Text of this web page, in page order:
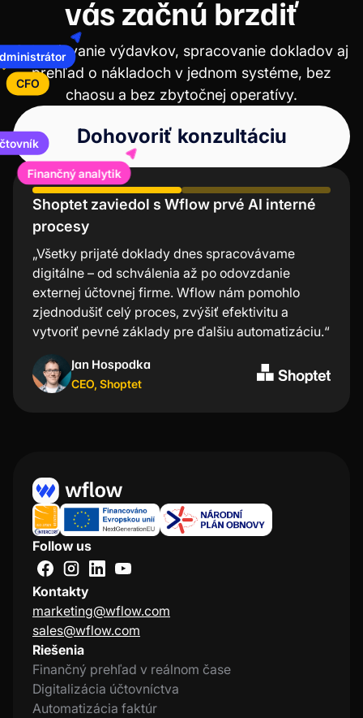
vás začnú brzdiť
CFO
Schvaľovanie výdavkov, spracovanie dokladov aj
prehľad o nákladoch v jednom systéme, bez
chaosu a bez zbytočnej operatívy.
Účtovník
Dohovoriť konzultáciu
Finančný analytik
Shoptet zaviedol s Wflow prvé AI interné
procesy
„Všetky prijaté doklady dnes spracovávame
digitálne – od schválenia až po odovzdanie
externej účtovnej firme. Wflow nám pomohlo
zjednodušiť celý proces, zvýšiť efektivitu a
vytvoriť pevné základy pre ďalšiu automatizáciu.“
Jan Hospodka
CEO, Shoptet
Lindt oceňuje nízku chybovosť a úsporu
času
„Mobilná aplikácia Wflow je najjednoduchší a
najrýchlejší spôsob schvaľovania faktúr. Veľmi
oceňujem, že pri každej transakcii nemusím
zapínať počítač – stačí pár kliknutí v aplikácii a
všetko je vybavené.“
Kristýna Nejezchlebová
Project manager
Follow us
Kontakty
marketing@wflow.com
sales@wflow.com
Riešenia
Finančný prehľad v reálnom čase
Digitalizácia účtovníctva
Automatizácia faktúr